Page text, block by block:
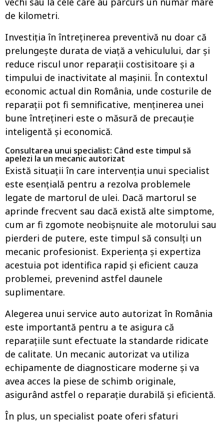
de kilometri.
Investiția în întreținerea preventivă nu doar că
prelungește durata de viață a vehiculului, dar și
reduce riscul unor reparații costisitoare și a
timpului de inactivitate al mașinii. În contextul
economic actual din România, unde costurile de
reparații pot fi semnificative, menținerea unei
bune întrețineri este o măsură de precauție
inteligentă și economică.
Consultarea unui specialist: Când este timpul să
apelezi la un mecanic autorizat
Există situații în care intervenția unui specialist
este esențială pentru a rezolva problemele
legate de martorul de ulei. Dacă martorul se
aprinde frecvent sau dacă există alte simptome,
cum ar fi zgomote neobișnuite ale motorului sau
pierderi de putere, este timpul să consulți un
mecanic profesionist. Experiența și expertiza
acestuia pot identifica rapid și eficient cauza
problemei, prevenind astfel daunele
suplimentare.
Alegerea unui service auto autorizat în România
este importantă pentru a te asigura că
reparațiile sunt efectuate la standarde ridicate
de calitate. Un mecanic autorizat va utiliza
echipamente de diagnosticare moderne și va
avea acces la piese de schimb originale,
asigurând astfel o reparație durabilă și eficientă.
În plus, un specialist poate oferi sfaturi